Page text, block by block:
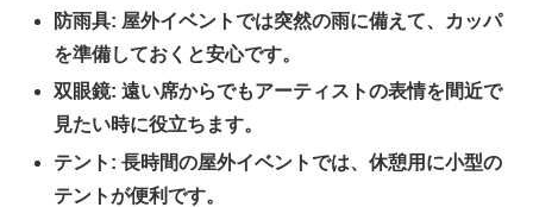
防雨具: 屋外イベントでは突然の雨に備えて、カッパ
を準備しておくと安心です。
双眼鏡: 遠い席からでもアーティストの表情を間近で
見たい時に役立ちます。
テント: 長時間の屋外イベントでは、休憩用に小型の
テントが便利です。